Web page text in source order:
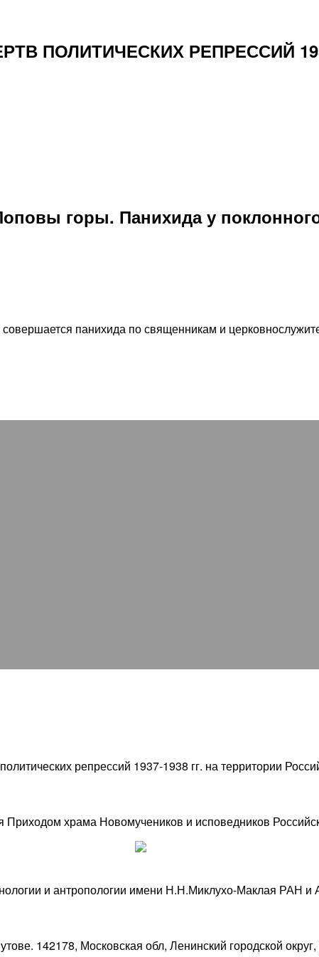
ПОЛИТИЧЕСКИХ РЕПРЕССИЙ
горы. Панихида у
панихида по священникам и
репрессий 1937-1938 гг. на территории
Приходом храма Новомучеников и исповедников
и антропологии имени Н.Н.Миклухо-Маклая
142178, Московская обл, Ленинский городской